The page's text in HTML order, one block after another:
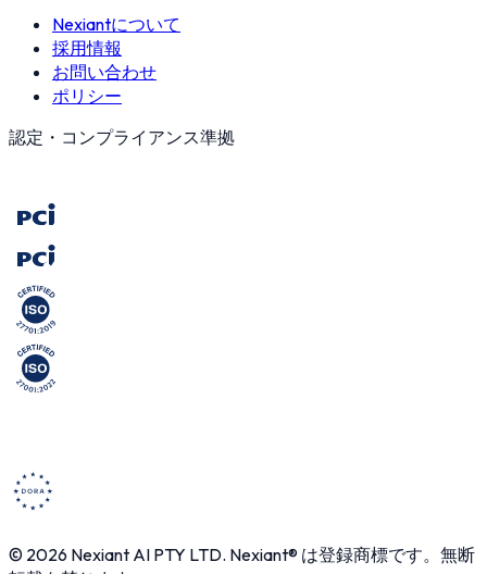
Nexiantについて
採用情報
お問い合わせ
ポリシー
認定・コンプライアンス準拠
© 2026 Nexiant AI PTY LTD. Nexiant® は登録商標です。無断